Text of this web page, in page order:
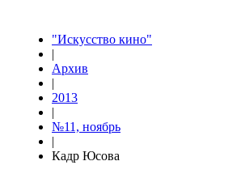
"Искусство кино"
|
Архив
|
2013
|
№11, ноябрь
|
Кадр Юсова